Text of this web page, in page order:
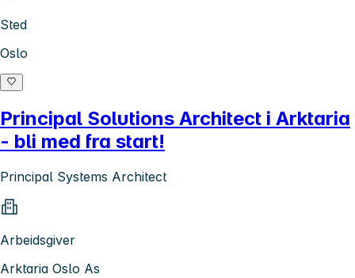
Sted
Oslo
Principal Solutions Architect i Arktaria
- bli med fra start!
Principal Systems Architect
Arbeidsgiver
Arktaria Oslo As